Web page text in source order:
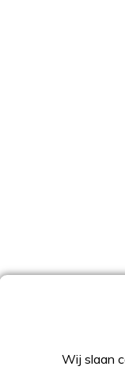
Wij slaan